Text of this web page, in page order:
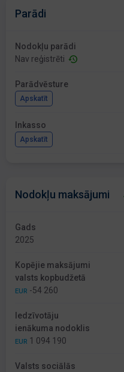
Parādi
Nodokļu parādi
Nav reģistrēti
Parādvēsture
Apskatīt
Inkasso
Apskatīt
Nodokļu maksājumi
Gads
2025
Kopējie maksājumi
valsts kopbudžetā
EUR -54 260
Iedzīvotāju
ienākuma nodoklis
EUR 1 094 190
Valsts sociālās